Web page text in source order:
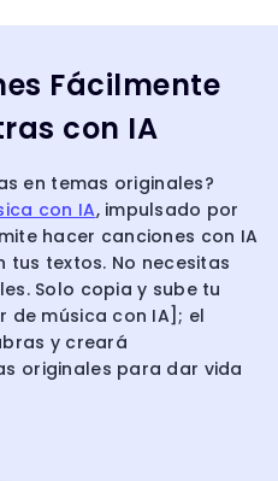
Fácilmente
con IA
en temas originales?
con IA, impulsado por
hacer canciones con IA
textos. No necesitas
Solo copia y sube tu
música con IA]; el
y creará
originales para dar vida